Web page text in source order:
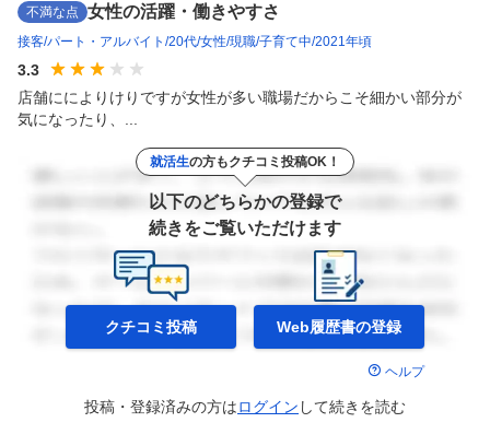
不満な点 女性の活躍・働きやすさ
接客 パート・アルバイト 20代 女性 現職 子育て中 2021年頃
3.3
店舗にによりけりですが女性が多い職場だからこそ細かい部分が
気になったり、...
就活生の方もクチコミ投稿OK！
以下のどちらかの登録で
続きをご覧いただけます
クチコミ投稿 Web履歴書の登録
ヘルプ
投稿・登録済みの方はログイン して続きを読む